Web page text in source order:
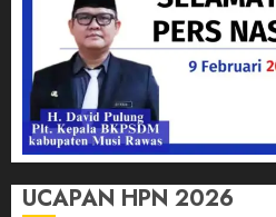
UCAPAN HPN 2026